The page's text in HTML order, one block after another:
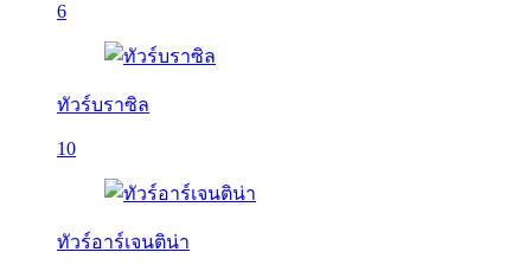
6
ทัวร์บราซิล
10
ทัวร์อาร์เจนติน่า